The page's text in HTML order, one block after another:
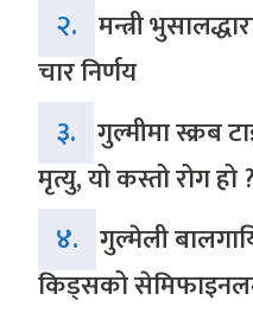
२. मन्त्री
चार निर्णय
३. गुल्मीमा स्क्रब
मृत्यु, यो कस्तो रोग
४. गुल्मेली
किड्सको